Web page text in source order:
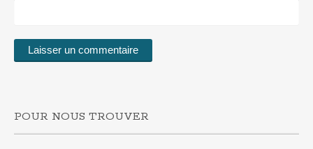
POUR NOUS TROUVER